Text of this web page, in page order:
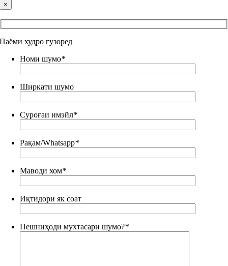
×
Паёми худро гузоред
Номи шумо*
Ширкати шумо
Суроғаи имэйл*
Рақам/Whatsapp*
Маводи хом*
Иқтидори як соат
Пешниҳоди мухтасари шумо?*